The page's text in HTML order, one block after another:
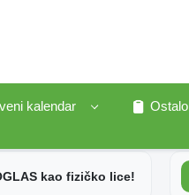
kalendar
Ostalo
kao fizičko lice!